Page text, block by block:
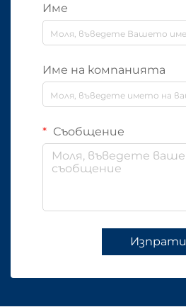
Име
Име на компанията
Съобщение
Изпрати